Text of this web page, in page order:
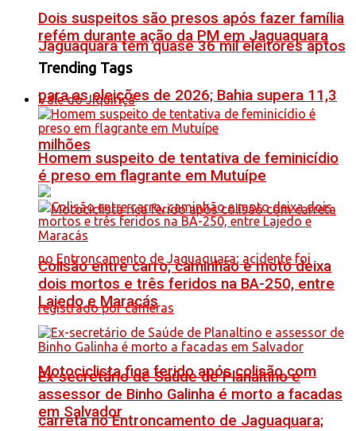
Jaguaquara tem quase 36 mil eleitores aptos
para as eleições de 2026; Bahia supera 11,3
milhões
Motociclista fica ferido após colisão com
carreta no Entroncamento de Jaguaquara;
Dois suspeitos são presos após fazer família
refém durante ação da PM em Jaguaquara
Trending Tags
Vale do Jiquiriçá
Homem suspeito de tentativa de feminicídio
é preso em flagrante em Mutuípe
Colisão entre carro, caminhão e moto deixa
dois mortos e três feridos na BA-250, entre
Lajedo e Maracás
Ex-secretário de Saúde de Planaltino e
assessor de Binho Galinha é morto a facadas
em Salvador